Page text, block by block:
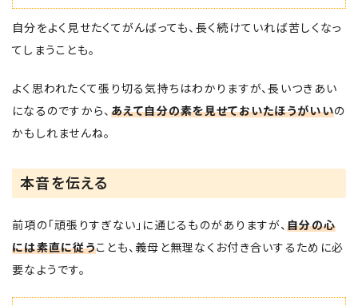
自分をよく見せたくてがんばっても、長く続けていれば苦しくなっ
てしまうことも。
よく思われたくて張り切る気持ちはわかりますが、長いつきあい
になるのですから、 あえて自分の素を見せておいたほうがいいの
かもしれませんね。
本音を伝える
前項の「頑張りすぎない」に通じるものがありますが、 自分の心
には素直に従うことも、義母と無理なくお付き合いするために必
要なようです。